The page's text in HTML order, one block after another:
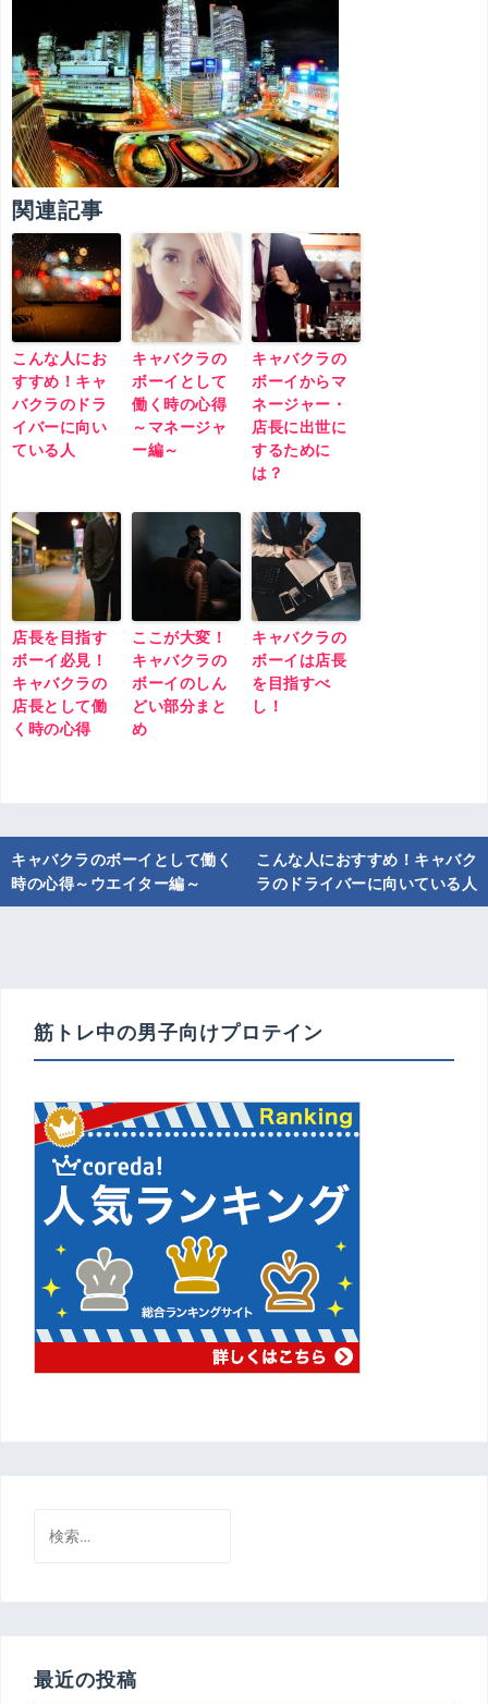
関連記事
こんな人にお
すすめ！キャ
バクラのドラ
イバーに向い
ている人
キャバクラの
ボーイとして
働く時の心得
～マネージャ
ー編～
キャバクラの
ボーイからマ
ネージャー・
店長に出世に
するために
は？
店長を目指す
ボーイ必見！
キャバクラの
店長として働
く時の心得
ここが大変！
キャバクラの
ボーイのしん
どい部分まと
め
キャバクラの
ボーイは店長
を目指すべ
し！
投
稿
ナ
キャバクラのボーイとして働く
時の心得～ウエイター編～
こんな人におすすめ！キャバク
ラのドライバーに向いている人
筋トレ中の男子向けプロテイン
索:
最近の投稿